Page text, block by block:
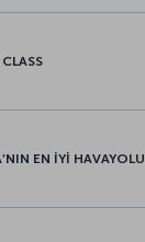
EN İYİ HAVAYOLU